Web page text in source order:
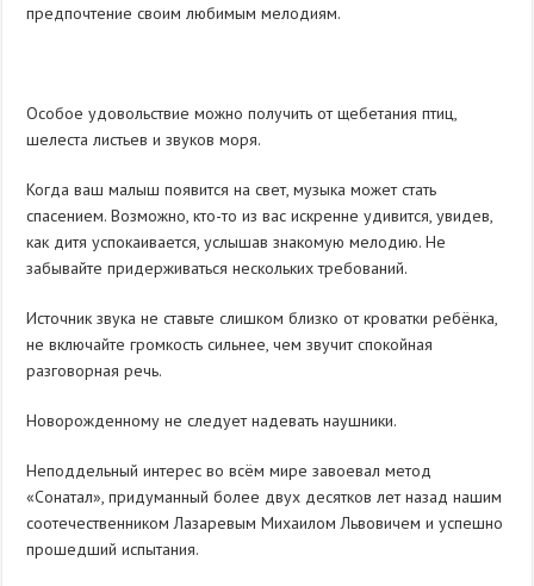
предпочтение своим любимым мелодиям.
Особое удовольствие можно получить от щебетания птиц,
шелеста листьев и звуков моря.
Когда ваш малыш появится на свет, музыка может стать
спасением. Возможно, кто-то из вас искренне удивится, увидев,
как дитя успокаивается, услышав знакомую мелодию. Не
забывайте придерживаться нескольких требований.
Источник звука не ставьте слишком близко от кроватки ребёнка,
не включайте громкость сильнее, чем звучит спокойная
разговорная речь.
Новорожденному не следует надевать наушники.
Неподдельный интерес во всём мире завоевал метод
«Сонатал», придуманный более двух десятков лет назад нашим
соотечественником Лазаревым Михаилом Львовичем и успешно
прошедший испытания.